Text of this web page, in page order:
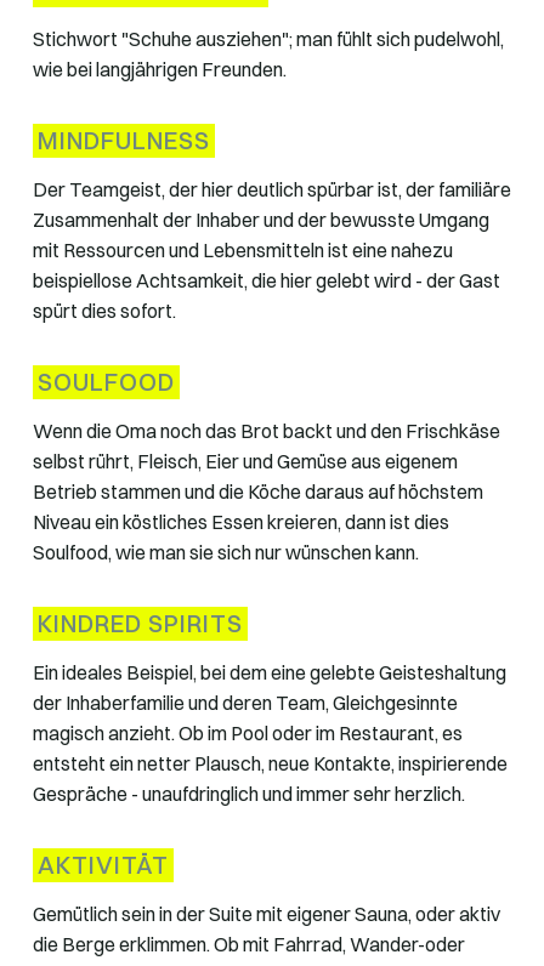
Stichwort "Schuhe ausziehen"; man fühlt sich pudelwohl,
wie bei langjährigen Freunden.
MINDFULNESS
Der Teamgeist, der hier deutlich spürbar ist, der familiäre
Zusammenhalt der Inhaber und der bewusste Umgang
mit Ressourcen und Lebensmitteln ist eine nahezu
beispiellose Achtsamkeit, die hier gelebt wird - der Gast
spürt dies sofort.
SOULFOOD
Wenn die Oma noch das Brot backt und den Frischkäse
selbst rührt, Fleisch, Eier und Gemüse aus eigenem
Betrieb stammen und die Köche daraus auf höchstem
Niveau ein köstliches Essen kreieren, dann ist dies
Soulfood, wie man sie sich nur wünschen kann.
KINDRED SPIRITS
Ein ideales Beispiel, bei dem eine gelebte Geisteshaltung
der Inhaberfamilie und deren Team, Gleichgesinnte
magisch anzieht. Ob im Pool oder im Restaurant, es
entsteht ein netter Plausch, neue Kontakte, inspirierende
Gespräche - unaufdringlich und immer sehr herzlich.
AKTIVITÄT
Gemütlich sein in der Suite mit eigener Sauna, oder aktiv
die Berge erklimmen. Ob mit Fahrrad, Wander-oder